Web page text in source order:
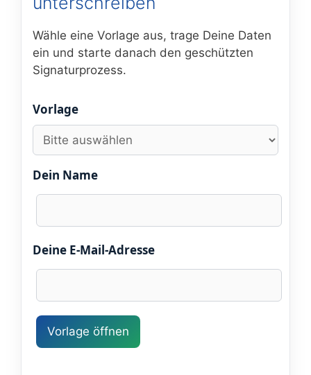
Wähle eine Vorlage aus, trage Deine Daten
ein und starte danach den geschützten
Signaturprozess.
Vorlage
Dein Name
Deine E-Mail-Adresse
Vorlage öffnen